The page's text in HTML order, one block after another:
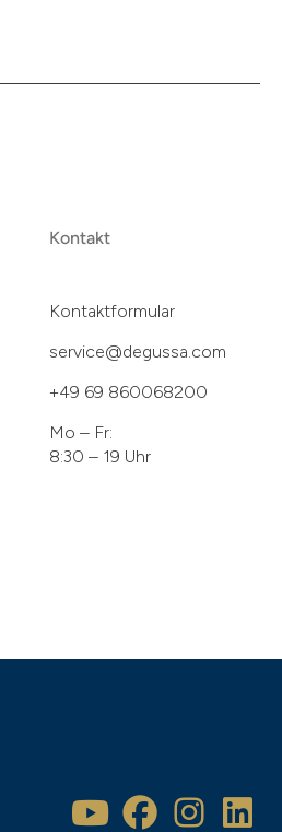
Kontakt
Kontaktformular
service@degussa.com
+49 69 860068200
Mo – Fr:
8:30 – 19 Uhr